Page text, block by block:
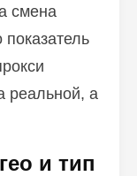
смена
реальной, а
и тип